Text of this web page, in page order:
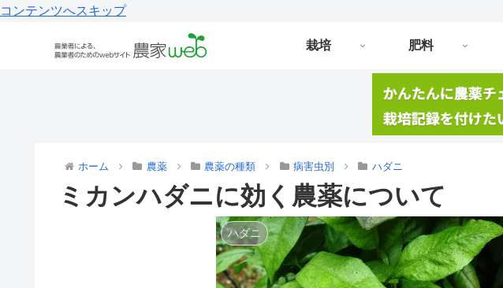
コンテンツへスキップ
栽培 肥料
ホーム 農薬 農薬の種類 病害虫別 ハダニ
ミカンハダニに効く農薬について
ハダニ